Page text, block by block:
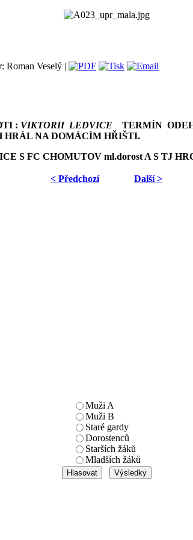
Roman Veselý |
: VIKTORII LEDVICE TERMÍN
HRÁL NA DOMÁCÍM HŘIŠTI.
S FC CHOMUTOV ml.dorost A S TJ
< Předchozí
Další >
Muži A
Muži B
Staré gardy
Dorostenců
Starších žáků
Mladších žáků